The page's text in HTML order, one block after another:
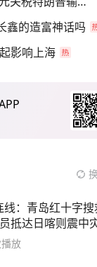
鑫的造富神话吗
影响上海
线：青岛红十字搜
抵达日喀则震中
放